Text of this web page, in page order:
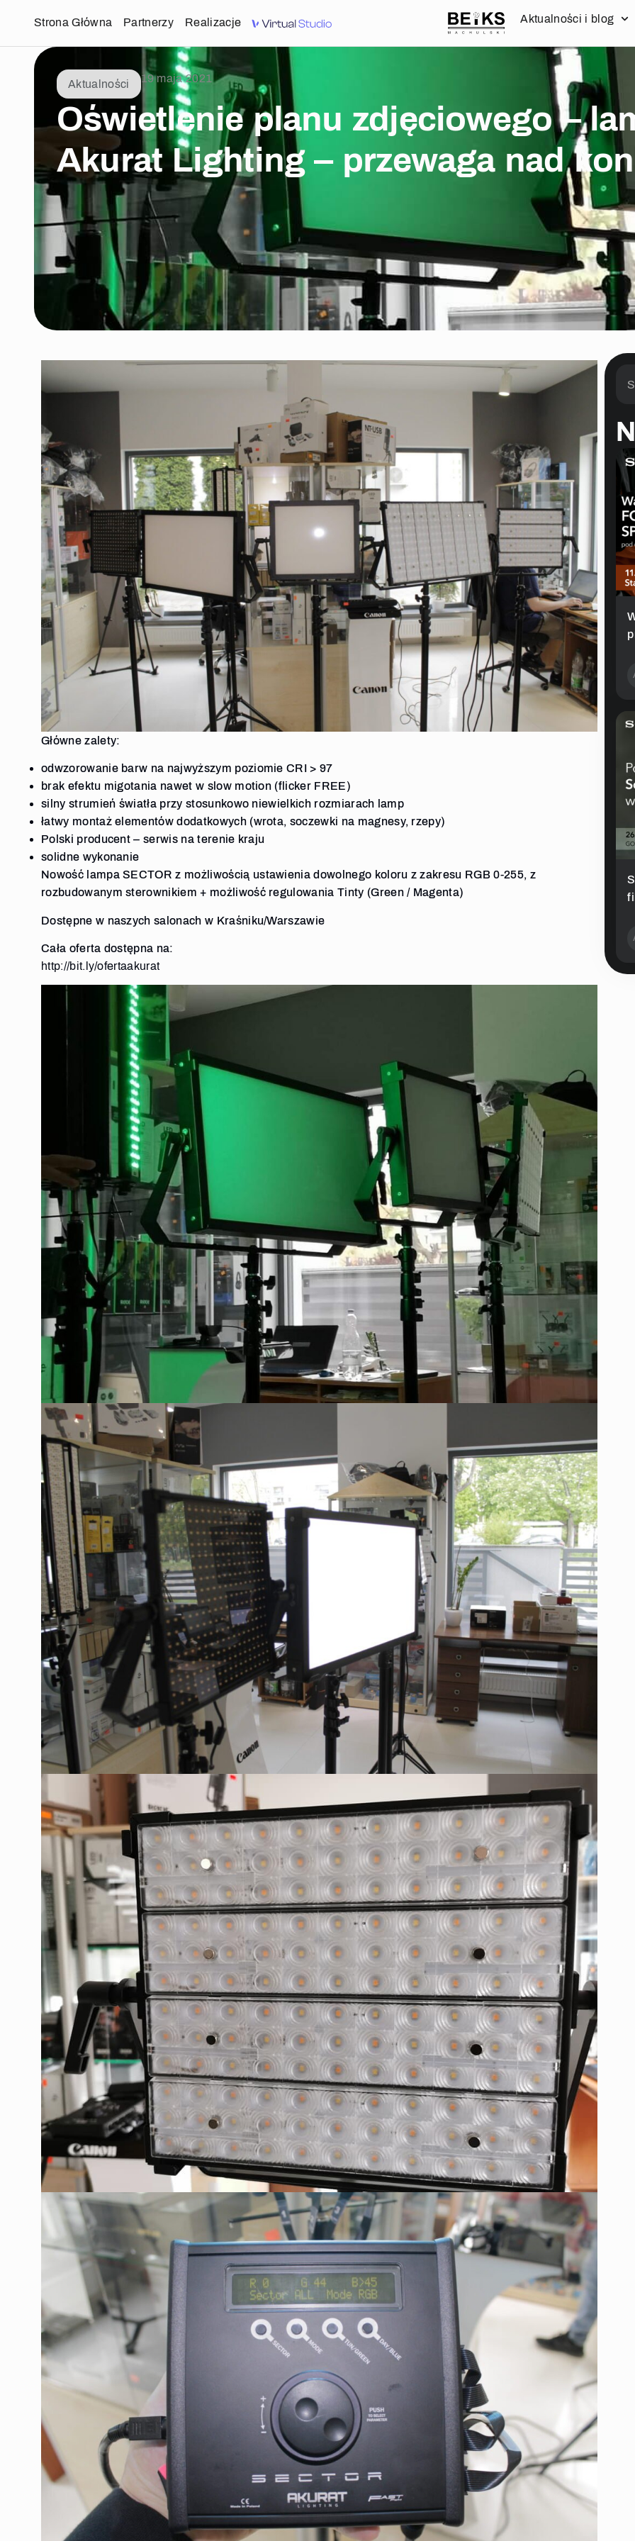
Strona Główna Partnerzy Realizacje Aktualności i blog
Aktualności 19 maja 2021
Oświetlenie planu zdjęciowego –
Akurat Lighting – przewaga nad
Główne zalety:
odwzorowanie barw na najwyższym poziomie CRI > 97
brak efektu migotania nawet w slow motion (flicker FREE)
silny strumień światła przy stosunkowo niewielkich rozmiarach lamp
łatwy montaż elementów dodatkowych (wrota, soczewki na magnesy, rzepy)
Polski producent – serwis na terenie kraju
solidne wykonanie
Nowość lampa SECTOR z możliwością ustawienia dowolnego koloru z zakresu RGB 0-255, z
rozbudowanym sterownikiem + możliwość regulowania Tinty (Green / Magenta)
Dostępne w naszych salonach w Kraśniku/Warszawie
Cała oferta dostępna na:
http://bit.ly/ofertaakurat